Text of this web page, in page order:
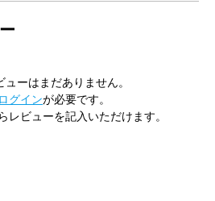
ーはまだありません。
ログインが必要です。
レビューを記入いただけます。